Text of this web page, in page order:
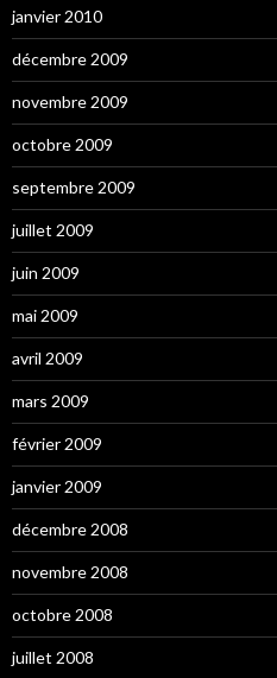
janvier 2010
décembre 2009
novembre 2009
octobre 2009
septembre 2009
juillet 2009
juin 2009
mai 2009
avril 2009
mars 2009
février 2009
janvier 2009
décembre 2008
novembre 2008
octobre 2008
juillet 2008